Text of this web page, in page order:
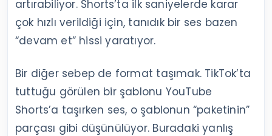
artırabiliyor. Shorts’ta ilk saniyelerde karar
çok hızlı verildiği için, tanıdık bir ses bazen
“devam et” hissi yaratıyor.
Bir diğer sebep de format taşımak. TikTok’ta
tuttuğu görülen bir şablonu YouTube
Shorts’a taşırken ses, o şablonun “paketinin”
parçası gibi düşünülüyor. Buradaki yanlış